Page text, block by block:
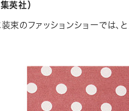
英社）
束のファッションショーでは、